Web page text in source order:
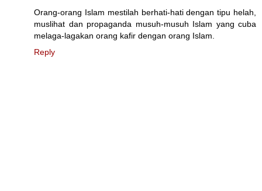
Orang-orang Islam mestilah berhati-hati dengan tipu helah,
muslihat dan propaganda musuh-musuh Islam yang cuba
melaga-lagakan orang kafir dengan orang Islam.
Reply